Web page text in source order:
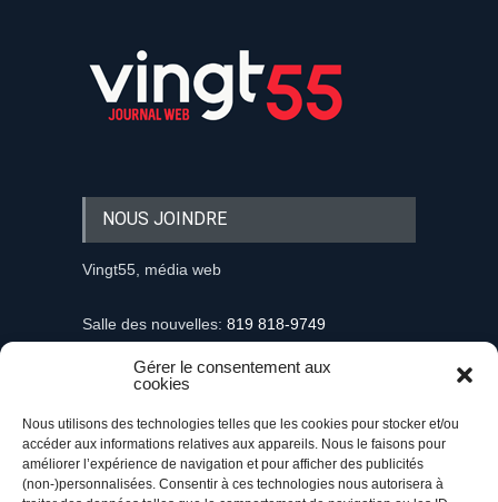
Gérer le consentement aux
cookies
Nous utilisons des technologies telles que les cookies pour stocker et/ou
accéder aux informations relatives aux appareils. Nous le faisons pour
améliorer l’expérience de navigation et pour afficher des publicités
(non-)personnalisées. Consentir à ces technologies nous autorisera à
NOUS JOINDRE
Vingt55, média web
Salle des nouvelles: 819 818-9749
Information et demandes publicitaires
Communiqués et nouvelles
nouvelles@vingt55.com